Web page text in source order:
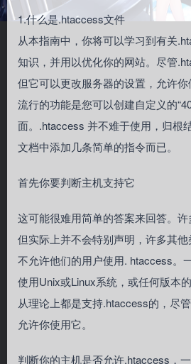
1.什么是.htaccess文件
从本指南中，你将可以学习到有关
知识，并用以优化你的网站。尽管
但它可以更改服务器的设置，允许
流行的功能是您可以创建自定义的
面。.htaccess 并不难于使用，归根
文档中添加几条简单的指令而已。
首先你要判断主机支持它
这可能很难用简单的答案来回答。许
但实际上并不会特别声明，许多其
不允许他们的用户使用. htaccess。
使用Unix或Linux系统，或任何版本
从理论上都是支持.htaccess的，尽
允许你使用它。
判断你的主机是否允许.htaccess，